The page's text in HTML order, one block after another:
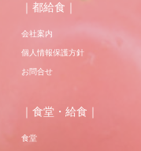
｜都給食｜
会社案内
個人情報保護方針
お問合せ
｜食堂・給食｜
食堂